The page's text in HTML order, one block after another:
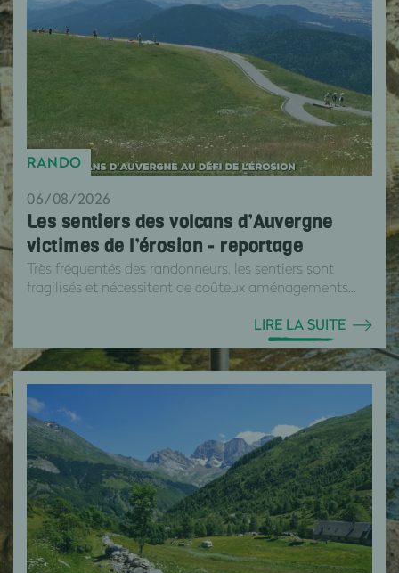
RANDO
06/08/2026
Les sentiers des volcans d’Auvergne
victimes de l’érosion - reportage
Très fréquentés des randonneurs, les sentiers sont
fragilisés et nécessitent de coûteux aménagements...
LIRE LA SUITE